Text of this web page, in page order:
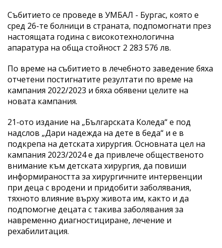
Събитието се проведе в УМБАЛ - Бургас, която е
сред 26-те болници в страната, подпомогнати през
настоящата година с високотехнологична
апаратура на обща стойност 2 283 576 лв.
По време на събитието в лечебното заведение бяха
отчетени постигнатите резултати по време на
кампания 2022/2023 и бяха обявени целите на
новата кампания.
21-ото издание на „Българската Коледа“ е под
надслов „Дари надежда на дете в беда“ и е в
подкрепа на детската хирургия. Основната цел на
кампания 2023/2024 е да привлече общественото
внимание към детската хирургия, да повиши
информираността за хирургичните интервенции
при деца с вродени и придобити заболявания,
тяхното влияние върху живота им, както и да
подпомогне децата с такива заболявания за
навременно диагностициране, лечение и
рехабилитация.